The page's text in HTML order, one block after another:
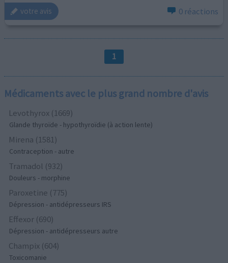
votre avis 0 réactions
1
Médicaments avec le plus grand nombre d'avis
Levothyrox (1669)
Glande thyroïde - hypothyroïdie (à action lente)
Mirena (1581)
Contraception - autre
Tramadol (932)
Douleurs - morphine
Paroxetine (775)
Dépression - antidépresseurs IRS
Effexor (690)
Dépression - antidépresseurs autre
Champix (604)
Toxicomanie